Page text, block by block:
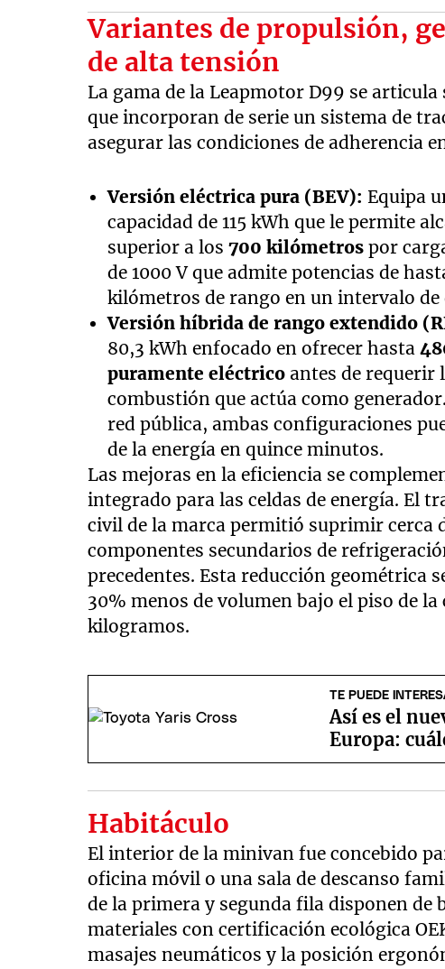
Variantes de propulsión,
de alta tensión
La gama de la Leapmotor D99 se
que incorporan de serie un sistema de
asegurar las condiciones de adherencia
Versión eléctrica pura (BEV): Equipa
capacidad de 115 kWh que le permite
superior a los 700 kilómetrospor
de 1000 V que admite potencias de
kilómetros de rango en un intervalo
Versión híbrida de rango extendido
80,3 kWh enfocado en ofrecer hasta
puramente eléctricoantes de requerir
combustión que actúa como
red pública, ambas configuraciones
de la energía en quince minutos.
Las mejoras en la eficiencia se
integrado para las celdas de energía. El
civil de la marca permitió suprimir cerca
componentes secundarios de
precedentes. Esta reducción geométrica
30% menos de volumen bajo el piso de
kilogramos.
TE PUEDE
Así es el
Europa:
Habitáculo
El interior de la minivan fue concebido
oficina móvil o una sala de descanso
de la primera y segunda fila disponen de
materiales con certificación ecológica
masajes neumáticos y la posición